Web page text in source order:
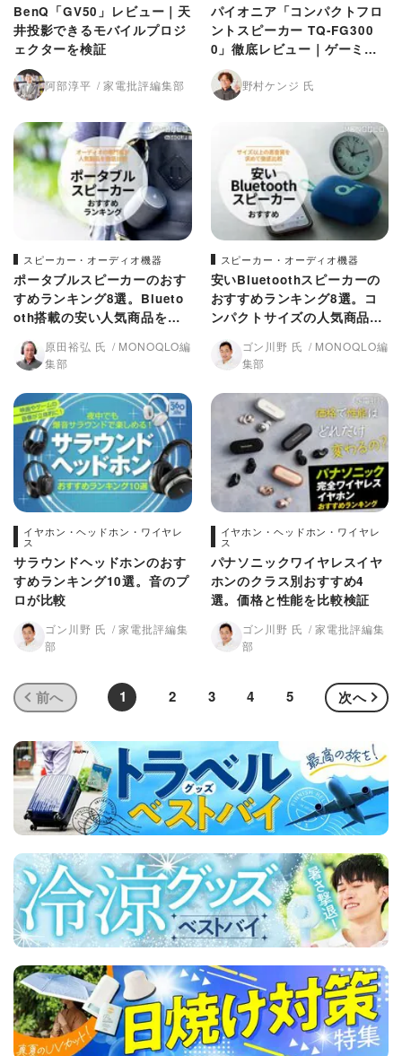
BenQ「GV50」レビュー｜天
井投影できるモバイルプロジ
ェクターを検証
阿部淳平 家電批評編集部
パイオニア「コンパクトフロ
ントスピーカー TQ-FG300
0」徹底レビュー｜ゲーミン
グスピーカーの実力を検証し
ました野村ケンジ 氏
スピーカー・オーディオ機器
ポータブルスピーカーのおす
すめランキング8選。Blueto
oth搭載の安い人気商品を比
原田裕弘 氏
MONOQLO編
集部
スピーカー・オーディオ機器
安いBluetoothスピーカーの
おすすめランキング8選。コ
ンパクトサイズの人気商品を
比較
ゴン川野 氏
MONOQLO編
集部
イヤホン・ヘッドホン・ワイヤレ
ス
サラウンドヘッドホンのおす
すめランキング10選。音のプ
ロが比較
ゴン川野 氏
家電批評編集
部
イヤホン・ヘッドホン・ワイヤレ
ス
パナソニックワイヤレスイヤ
ホンのクラス別おすすめ4
選。価格と性能を比較検証
ゴン川野 氏
家電批評編集
部
前へ 1 2 3 4 5 次へ